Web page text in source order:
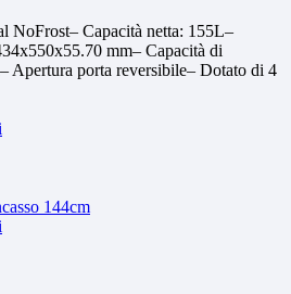
NoFrost– Capacità netta: 155L–
mm– Capacità di
Apertura porta reversibile– Dotato di 4